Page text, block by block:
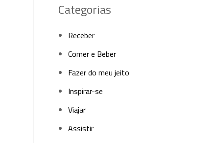
Categorias
Receber
Comer e Beber
Fazer do meu jeito
Inspirar-se
Viajar
Assistir